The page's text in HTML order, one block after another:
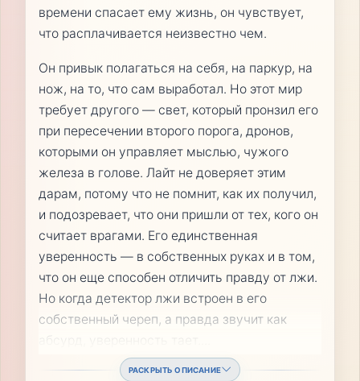
времени спасает ему жизнь, он чувствует,
что расплачивается неизвестно чем.
Он привык полагаться на себя, на паркур, на
нож, на то, что сам выработал. Но этот мир
требует другого — свет, который пронзил его
при пересечении второго порога, дронов,
которыми он управляет мыслью, чужого
железа в голове. Лайт не доверяет этим
дарам, потому что не помнит, как их получил,
и подозревает, что они пришли от тех, кого он
считает врагами. Его единственная
уверенность — в собственных руках и в том,
что он еще способен отличить правду от лжи.
Но когда детектор лжи встроен в его
собственный череп, а правда звучит как
РАСКРЫТЬ ОПИСАНИЕ